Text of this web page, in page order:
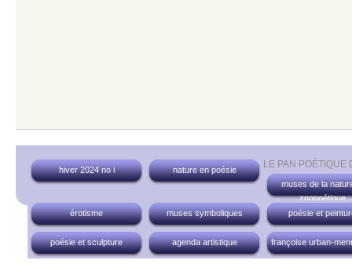
LE PAN
hiver 2024 no i
nature en poésie
muses de la
zoopoétique
érotisme
muses symboliques poésie et
poésie et sculpture agenda artistique françoise urban-